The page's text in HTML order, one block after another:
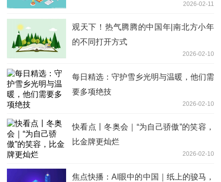
2026-02-11
观天下！热气腾腾的中国年|南北方小年
的不同打开方式
2026-02-10
每日精选：守护雪乡光明与温暖，他们需
要多项绝技
2026-02-10
快看点丨冬奥会｜“为自己骄傲”的笑容，
比金牌更灿烂
2026-02-10
焦点快播：AI眼中的中国｜纸上的骏马，